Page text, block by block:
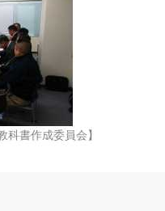
科書作成委員会】